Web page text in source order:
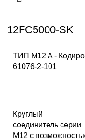
12FC5000-SK
ТИП M12 A -
61076-2-101
Круглый
соединитель серии
M12 с